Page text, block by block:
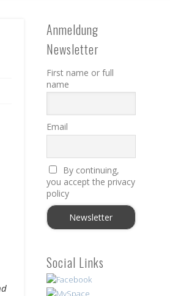
Anmeldung
Newsletter
First name or full
name
Email
By continuing,
you accept the privacy
policy
Social Links